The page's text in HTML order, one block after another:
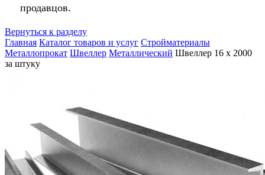
продавцов.
Вернуться к разделу
Главная Каталог товаров и услуг Стройматериалы
Металлопрокат Швеллер Металлический Швеллер 16 х 2000
за штуку